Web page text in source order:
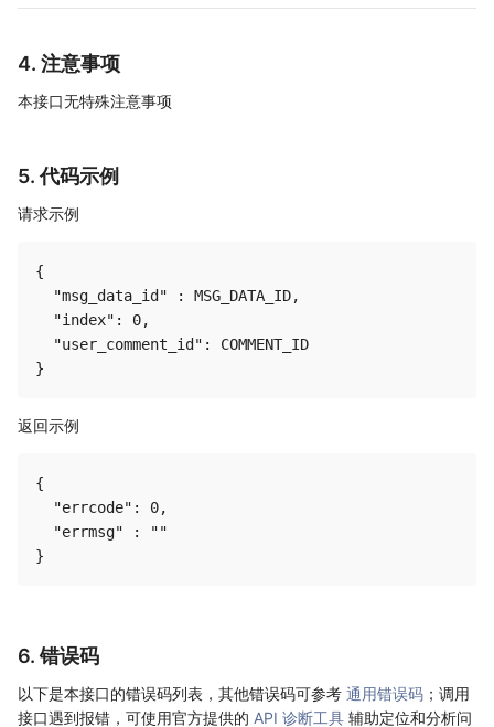
4. 注意事项
本接口无特殊注意事项
5. 代码示例
请求示例
{
  "msg_data_id" : MSG_DATA_ID,
  "index": 0,
  "user_comment_id": COMMENT_ID
返回示例
{
  "errcode": 0,
  "errmsg" : ""
6. 错误码
以下是本接口的错误码列表，其他错误码可参考 通用错误码 ；调用
接口遇到报错，可使用官方提供的 API 诊断工具 辅助定位和分析问